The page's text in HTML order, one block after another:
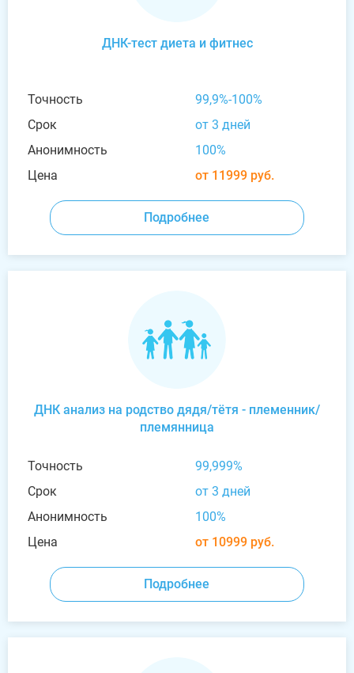
ДНК-тест диета и фитнес
Точность
99,9%-100%
Срок
от 3 дней
Анонимность
100%
Цена
от 11999 руб.
Подробнее
ДНК анализ на родство дядя/тётя - племенник/
племянница
Точность
99,999%
Срок
от 3 дней
Анонимность
100%
Цена
от 10999 руб.
Подробнее